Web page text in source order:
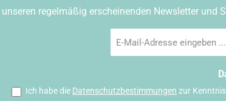
regelmäßig erscheinenden Newsletter und
Mail-
Ich habe die Datenschutzbestimmungen zur